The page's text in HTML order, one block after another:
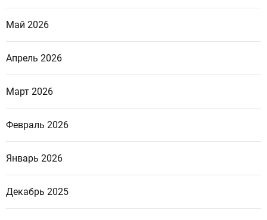
Май 2026
Апрель 2026
Март 2026
Февраль 2026
Январь 2026
Декабрь 2025